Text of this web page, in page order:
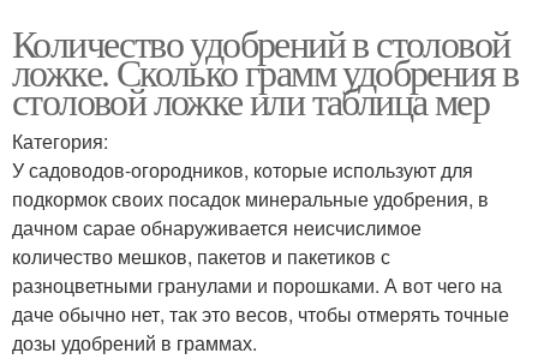
Количество удобрений в столовой
ложке. Сколько грамм удобрения в
столовой ложке или таблица мер
Категория:
У садоводов-огородников, которые используют для
подкормок своих посадок минеральные удобрения, в
дачном сарае обнаруживается неисчислимое
количество мешков, пакетов и пакетиков с
разноцветными гранулами и порошками. А вот чего на
даче обычно нет, так это весов, чтобы отмерять точные
дозы удобрений в граммах.